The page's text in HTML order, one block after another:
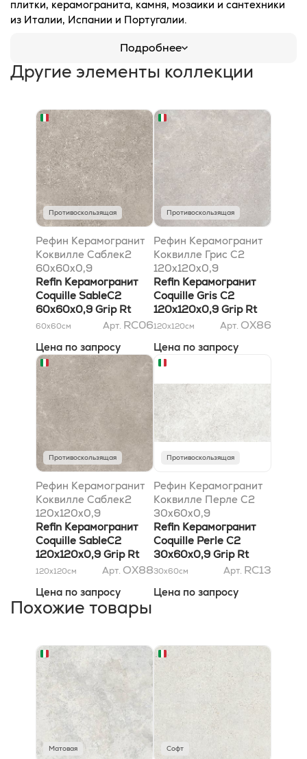
плитки, керамогранита, камня, мозаики и сантехники
из Италии, Испании и Португалии.
Подробнее
Другие элементы коллекции
Противоскользящая
Рефин Керамогранит
Коквилле Саблек2
60x60x0,9
антискользящий Rt
Refin Керамогранит
Coquille SableC2
60x60x0,9 Grip Rt
60x60см Арт. RC06
Цена по запросу
Противоскользящая
Рефин Керамогранит
Коквилле Грис C2
120x120x0,9
антискользящий Rt
Refin Керамогранит
Coquille Gris C2
120x120x0,9 Grip Rt
120x120см Арт. OX86
Цена по запросу
Противоскользящая
Рефин Керамогранит
Коквилле Саблек2
120x120x0,9
антискользящий Rt
Refin Керамогранит
Coquille SableC2
120x120x0,9 Grip Rt
120x120см Арт. OX88
Цена по запросу
Противоскользящая
Рефин Керамогранит
Коквилле Перле C2
30x60x0,9
антискользящий Rt
Refin Керамогранит
Coquille Perle C2
30x60x0,9 Grip Rt
30x60см Арт. RC13
Цена по запросу
Похожие товары
Матовая Софт